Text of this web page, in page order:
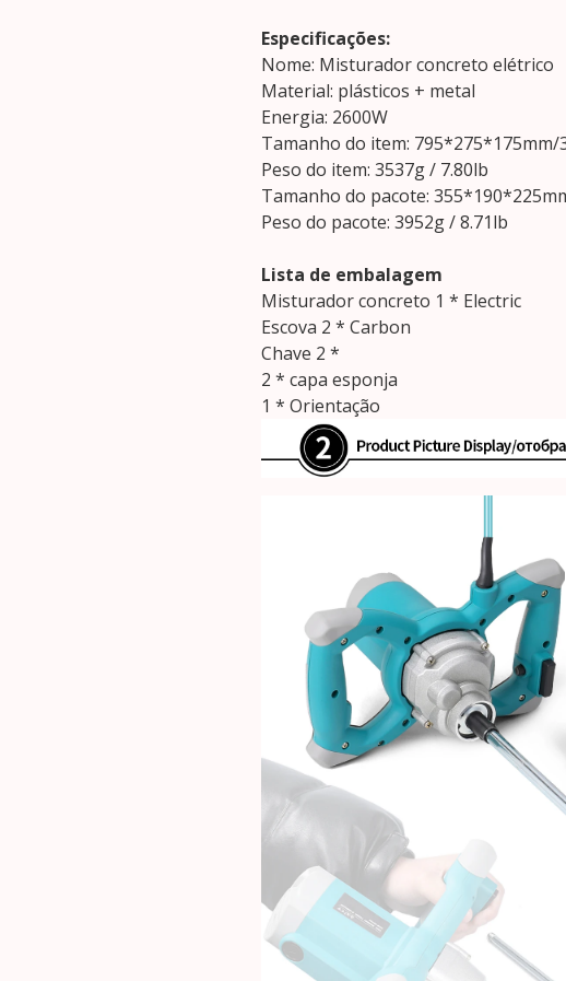
Especificações:
Nome: Misturador concreto elétrico
Material: plásticos + metal
Energia: 2600W
Tamanho do item: 795*275*175mm/
Peso do item: 3537g / 7.80lb
Tamanho do pacote:
Peso do pacote: 3952g / 8.71lb
Lista de embalagem
Misturador concreto 1 * Electric
Escova 2 * Carbon
Chave 2 *
2 * capa esponja
1 * Orientação